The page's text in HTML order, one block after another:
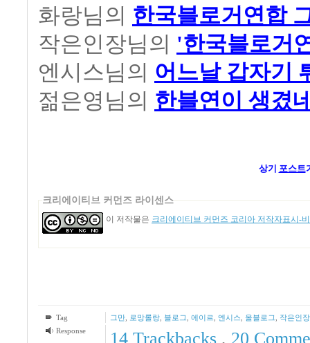
화랑님의 한국블로거연합
작은인장님의 '한국블로거
엔시스님의 어느날 갑자기
젊은영님의 한블연이 생겼
상기 포스트
크리에이티브 커먼즈 라이센스
이 저작물은 크리에이티브 커먼즈 코리아 저작자표시-
Tag 그만, 로망롤랑, 블로그 에이르 엔시스 올블로그 작은인장
Response
14Trackbacks , 20